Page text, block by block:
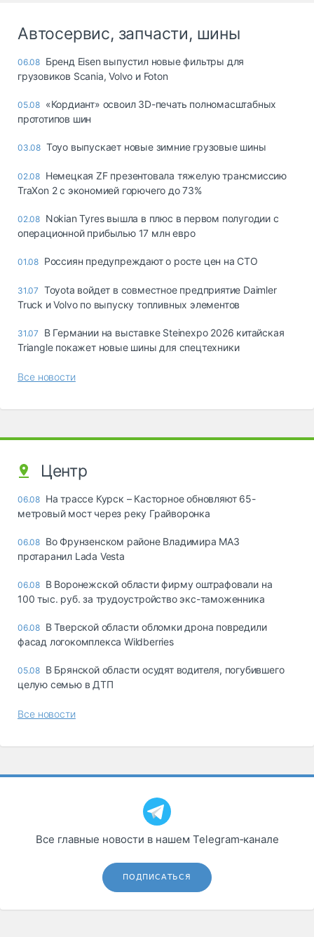
Автосервис, запчасти, шины
06.08 Бренд Eisen выпустил новые фильтры для
грузовиков Scania, Volvo и Foton
05.08 «Кордиант» освоил 3D-печать полномасштабных
прототипов шин
03.08 Toyo выпускает новые зимние грузовые шины
02.08 Немецкая ZF презентовала тяжелую трансмиссию
TraXon 2 с экономией горючего до 73%
02.08 Nokian Tyres вышла в плюс в первом полугодии с
операционной прибылью 17 млн евро
01.08 Россиян предупреждают о росте цен на СТО
31.07 Toyota войдет в совместное предприятие Daimler
Truck и Volvo по выпуску топливных элементов
31.07
В Германии на выставке Steinexpo 2026 китайская
Triangle покажет новые шины для спецтехники
Все новости
Центр
06.08 На трассе Курск – Касторное обновляют 65-
метровый мост через реку Грайворонка
06.08 Во Фрунзенском районе Владимира МАЗ
протаранил Lada Vesta
06.08 В Воронежской области фирму оштрафовали на
100 тыс. руб. за трудоустройство экс-таможенника
06.08 В Тверской области обломки дрона повредили
фасад логокомплекса Wildberries
05.08 В Брянской области осудят водителя, погубившего
целую семью в ДТП
Все новости
Все главные новости в нашем Telegram‑канале
ПОДПИСАТЬСЯ